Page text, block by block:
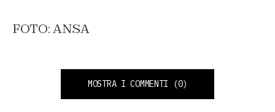
FOTO: ANSA
MOSTRA I COMMENTI (0)